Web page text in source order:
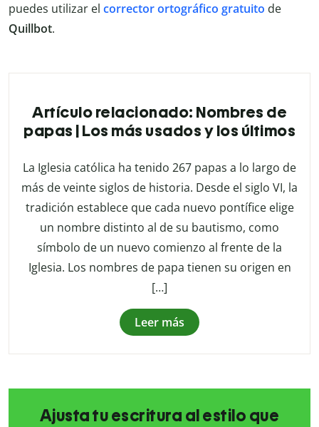
puedes utilizar el corrector ortográfico gratuito de
Quillbot.
Artículo relacionado: Nombres de
papas | Los más usados y los últimos
La Iglesia católica ha tenido 267 papas a lo largo de
más de veinte siglos de historia. Desde el siglo VI, la
tradición establece que cada nuevo pontífice elige
un nombre distinto al de su bautismo, como
símbolo de un nuevo comienzo al frente de la
Iglesia. Los nombres de papa tienen su origen en
[…]
Leer más
Ajusta tu escritura al estilo que